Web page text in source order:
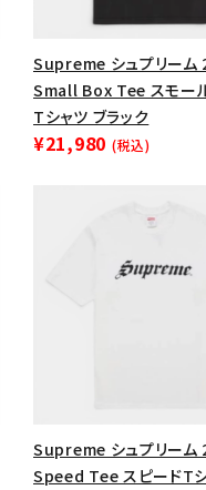
探す
Supreme シュプリーム
Small Box Tee スモー
Tシャツ ブラック
¥21,980 (税込)
Supreme シュプリーム
Speed Tee スピードT